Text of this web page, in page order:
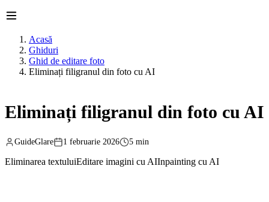
Acasă
Ghiduri
Ghid de editare foto
Eliminați filigranul din foto cu AI
Eliminați filigranul din foto cu AI
GuideGlare 1 februarie 2026 5 min
Eliminarea textuluiEditare imagini cu AIInpainting cu AI